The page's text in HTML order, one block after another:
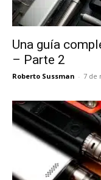
Una guía
– Parte 2
Roberto Sussman - 7 de